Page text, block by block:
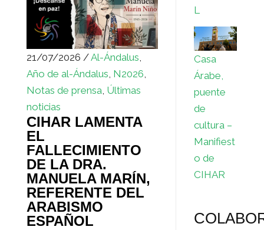
21/07/2026 /Al-Ándalus,
Año de al-Ándalus, N2026,
Notas de prensa, Últimas
noticias
CIHAR LAMENTA
EL
FALLECIMIENTO
DE LA DRA.
MANUELA MARÍN,
REFERENTE DEL
ARABISMO
ESPAÑOL
L
Casa
Árabe,
puente
de
cultura –
Manifiest
o de
CIHAR